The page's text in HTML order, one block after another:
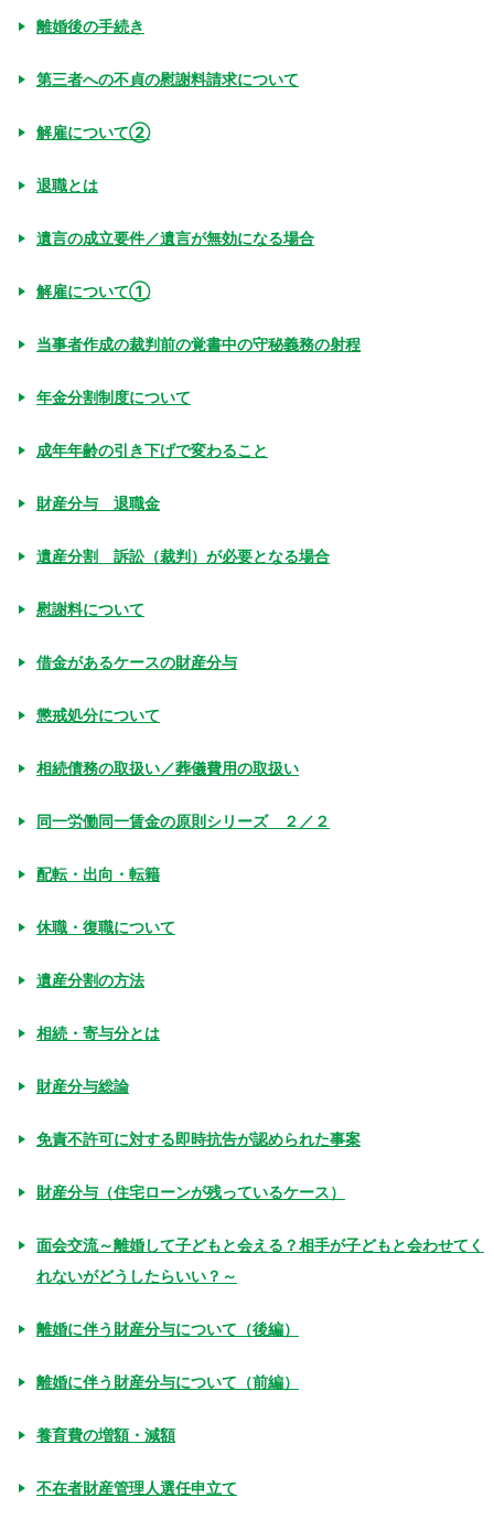
離婚後の手続き
第三者への不貞の慰謝料請求について
解雇について②
退職とは
遺言の成立要件／遺言が無効になる場合
解雇について①
当事者作成の裁判前の覚書中の守秘義務の射程
年金分割制度について
成年年齢の引き下げで変わること
財産分与 退職金
遺産分割 訴訟（裁判）が必要となる場合
慰謝料について
借金があるケースの財産分与
懲戒処分について
相続債務の取扱い／葬儀費用の取扱い
同一労働同一賃金の原則シリーズ ２／２
配転・出向・転籍
休職・復職について
遺産分割の方法
相続・寄与分とは
財産分与総論
免責不許可に対する即時抗告が認められた事案
財産分与（住宅ローンが残っているケース）
面会交流～離婚して子どもと会える？相手が子どもと会わせてく
れないがどうしたらいい？～
離婚に伴う財産分与について（後編）
離婚に伴う財産分与について（前編）
養育費の増額・減額
不在者財産管理人選任申立て